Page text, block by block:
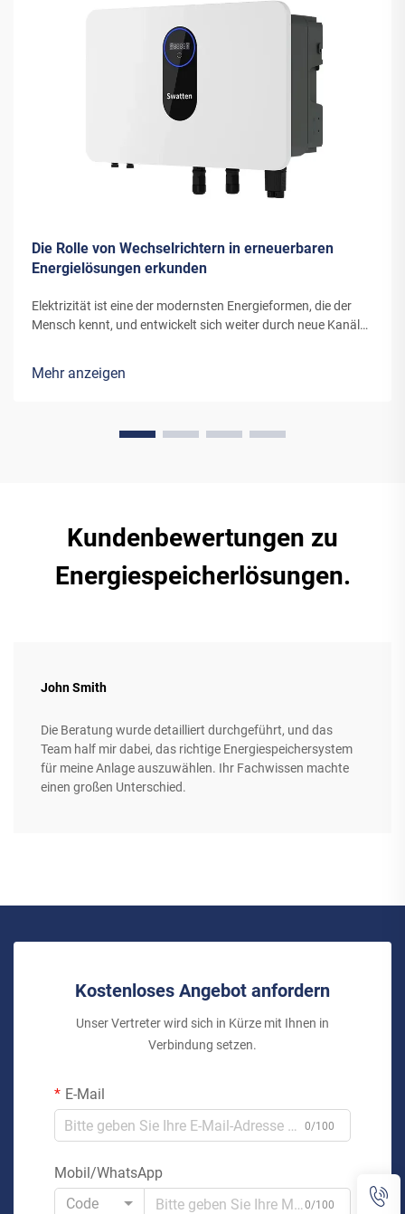
Die Rolle von Wechselrichtern in erneuerbaren
Energielösungen erkunden
Elektrizität ist eine der modernsten Energieformen, die der
Mensch kennt, und entwickelt sich weiter durch neue Kanäle
Ausrüstung...
Mehr anzeigen
Kundenbewertungen zu
Energiespeicherlösungen.
John Smith
Die Beratung wurde detailliert durchgeführt, und das
Team half mir dabei, das richtige Energiespeichersystem
für meine Anlage auszuwählen. Ihr Fachwissen machte
einen großen Unterschied.
Kostenloses Angebot anfordern
Unser Vertreter wird sich in Kürze mit Ihnen in
Verbindung setzen.
E-Mail
0/100
Mobil/WhatsApp
Code
0/100